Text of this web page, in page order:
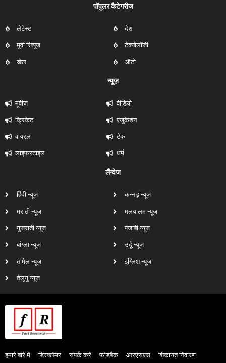
पॉपुलर कैटेगरीज
लेटेस्ट
मूवी रिव्यूज
खेल
देश
टेक्नोलॉजी
ऑटो
न्यूज़
मूवीज
क्रिकेट
वायरल
लाइफस्टाइल
वीडियो
एजुकेशन
टेक
धर्म
लैंग्वेज
हिंदी न्यूज
मराठी न्यूज
गुजराती न्यूज
बांग्ला न्यूज
तमिल न्यूज
तेलुगु न्यूज
कन्नड़ न्यूज
मलयालम न्यूज
पंजाबी न्यूज
उर्दू न्यूज
इंग्लिश न्यूज
हमारे बारे में डिस्क्लेमर संपर्क करें फीडबैक आरएसएस शिकायत निवारण